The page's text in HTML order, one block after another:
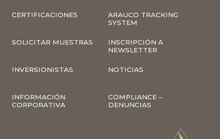
CERTIFICACIONES ARAUCO TRACKING
SYSTEM
SOLICITAR MUESTRAS INSCRIPCIÓN A
NEWSLETTER
INVERSIONISTAS NOTICIAS
INFORMACIÓN
CORPORATIVA
COMPLIANCE –
DENUNCIAS